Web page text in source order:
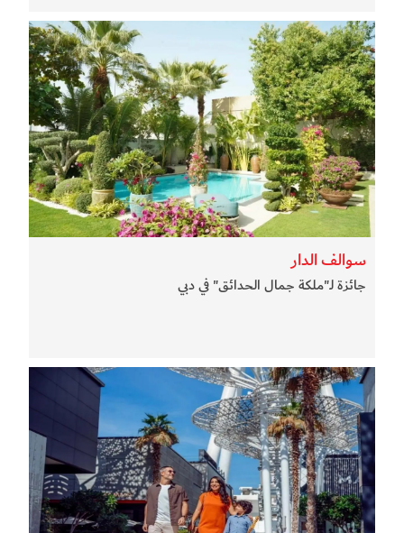
سوالف الدار
جائزة لـ"ملكة جمال الحدائق" في دبي